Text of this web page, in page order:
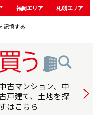
中古マンション、中
戸建て、土地を探
すはこちら
福岡エリア 札幌エリア
記憶する